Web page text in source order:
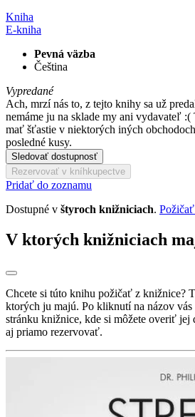
Kniha
E-kniha
Pevná väzba
Čeština
Vypredané
Ach, mrzí nás to, z tejto knihy sa už
nemáme ju na sklade my ani vydavateľ :(
mať šťastie v niektorých iných
posledné kusy.
Sledovať dostupnosť
Rezervovať v kníhkupectve
Pridať do zoznamu
Dostupné v štyroch knižniciach.
V ktorých knižniciach
Chcete si túto knihu požičať z knižnice?
ktorých ju majú. Po kliknutí na názov vás
stránku knižnice, kde si môžete overiť jej
aj priamo rezervovať.